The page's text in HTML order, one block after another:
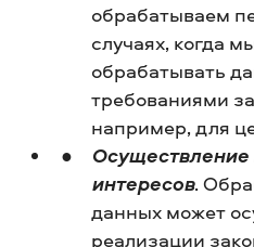
обрабатываем
случаях, когда
обрабатывать
требованиями
например, для
Осуществление
интересов.
данных может
реализации